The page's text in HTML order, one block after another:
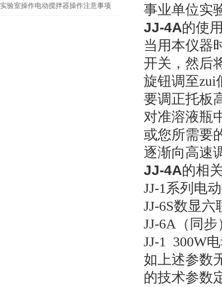
实验室操作电动搅拌器操作注意事项
事业单位实
JJ-4A的使
当用本仪器
开关，然后
旋钮调至zui
要调正托板
对准溶液瓶
或您所需要
逐渐向高速
JJ-4A的相
JJ-1系列电
JJ-6S数显
JJ-6A（同
JJ-1 300W
如上述参数
的技术参数